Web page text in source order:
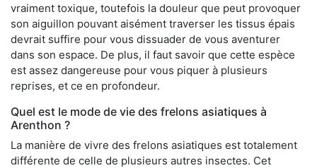
vraiment toxique, toutefois la douleur que peut provoquer
son aiguillon pouvant aisément traverser les tissus épais
devrait suffire pour vous dissuader de vous aventurer
dans son espace. De plus, il faut savoir que cette espèce
est assez dangereuse pour vous piquer à plusieurs
reprises, et ce en profondeur.
Quel est le mode de vie des frelons asiatiques à
Arenthon ?
La manière de vivre des frelons asiatiques est totalement
différente de celle de plusieurs autres insectes. Cet